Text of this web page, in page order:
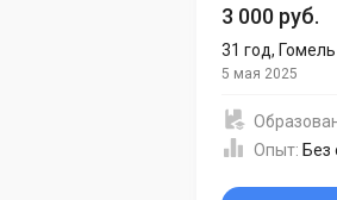
3 000 руб.
31 год, Гомель
5 мая 2025
Опыт: Без